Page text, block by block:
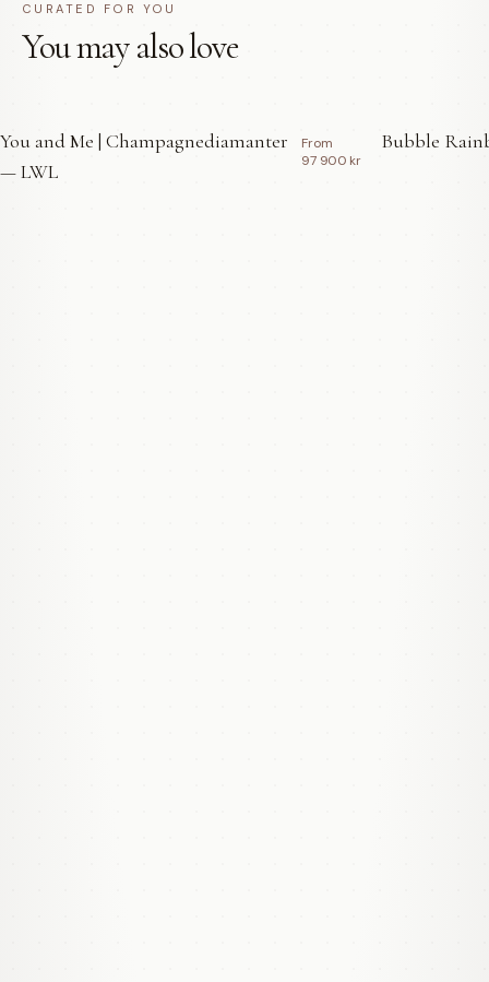
CURATED FOR YOU
You may also love
You and Me | Champagnediamanter
— LWL
From
97 900 kr
Bubble